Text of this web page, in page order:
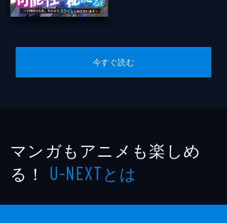
今すぐ読む
マンガもアニメも楽しめ
る！ U-NEXTとは